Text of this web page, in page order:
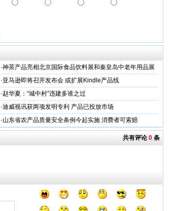
·神茶产品亮相北京国际食品饮料展和秦皇岛中老年用品展
示会
·亚马逊即将召开发布会 或扩展Kindle产品线
·赵华夏：“城中村”违建多谁之过
·迪威视讯获两项发明专利 产品已投放市场
·山东省农产品质量安全条例今起实施 消费者可索赔
共有评论0 条